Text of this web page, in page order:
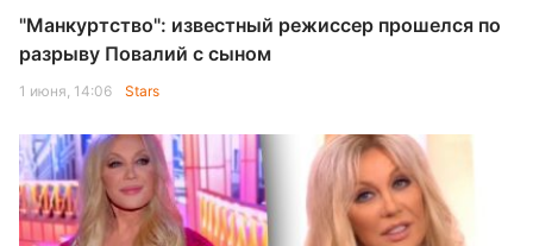
"Манкуртство": известный режиссер прошелся по
разрыву Повалий с сыном
1 июня, 14:06 Stars